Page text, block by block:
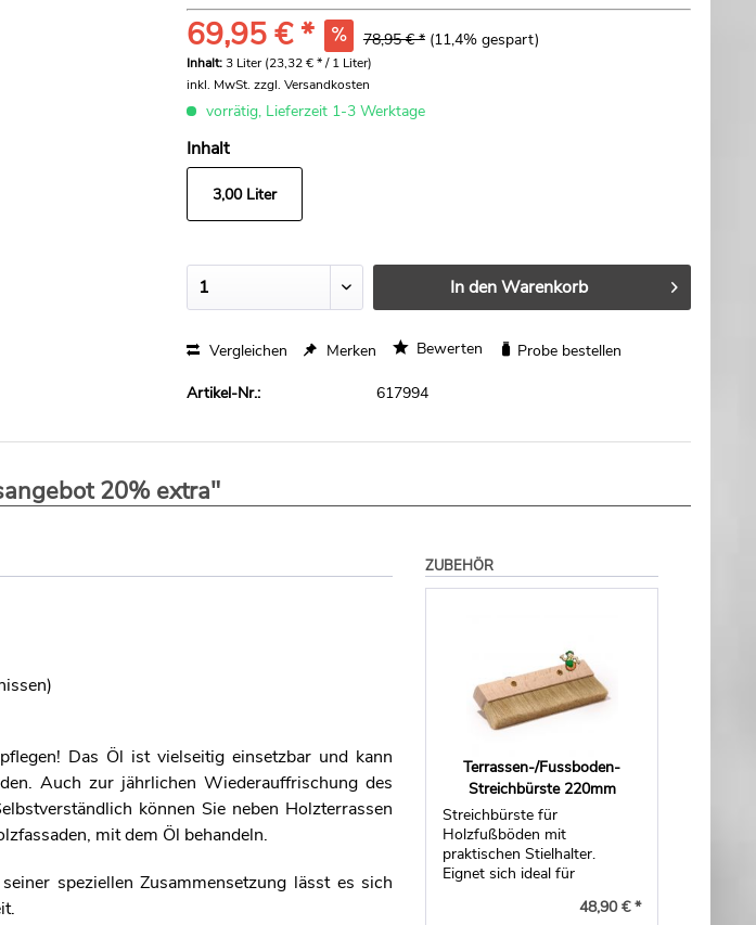
69,95 € * 78,95 € * (11,4% gespart)
Inhalt:3 Liter (23,32 € * / 1 Liter)
inkl. MwSt. zzgl. Versandkosten
vorrätig, Lieferzeit 1-3 Werktage
Inhalt
3,00 Liter
In denWarenkorb
Vergleichen Merken Bewerten Probe bestellen
Artikel-Nr.: 617994
20% extra"
Das Öl ist vielseitig einsetzbar und kann
Auch zur jährlichen Wiederauffrischung des
können Sie neben Holzterrassen
mit dem Öl behandeln.
speziellen Zusammensetzung lässt es sich
ZUBEHÖR
Terrassen-/Fussboden-
Streichbürste 220mm
Streichbürste für
Holzfußböden mit
praktischen Stielhalter.
Eignet sich ideal für
48,90 € *